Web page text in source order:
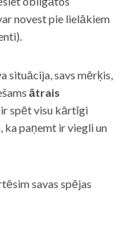
novest pie lielākiem
situācija, savs mērķis,
ātrais
spēt visu kārtīgi
paņemt ir viegli un
savas spējas